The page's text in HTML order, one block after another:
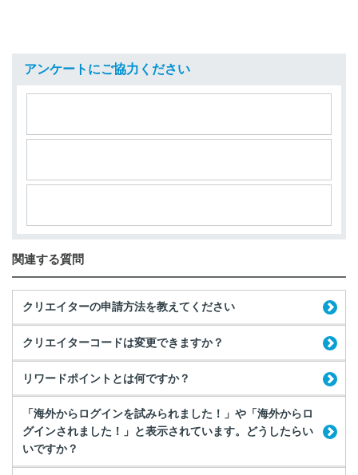
アンケートにご協力ください
関連する質問
クリエイターの申請方法を教えてください
クリエイターコードは変更できますか？
リワードポイントとは何ですか？
「海外からログインを試みられました！」や「海外からロ
グインされました！」と表示されています。どうしたらい
いですか？